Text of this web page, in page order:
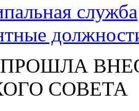
служба
ПРОШЛА
СОВЕТА